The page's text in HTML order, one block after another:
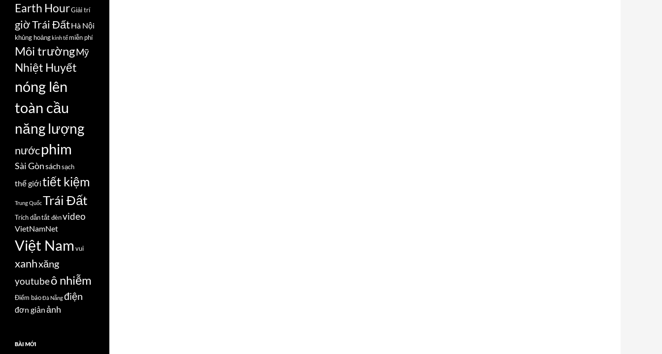
Earth HourGiải trí
giờ Trái ĐấtHà Nội
khủng hoảngkinh tế miễn phí
Môi trườngMỹ
Nhiệt Huyết
nóng lên
toàn cầu
năng lượng
nướcphim
Sài Gònsáchsạch
thế giớitiết kiệm
Trung QuốcTrái Đất
Trích dẫntắt đènvideo
VietNamNet
Việt Nam vui
xanhxăng
youtubeô nhiễm
Điểm báoĐà Nẵngđiện
đơn giảnảnh
BÀI MỚI